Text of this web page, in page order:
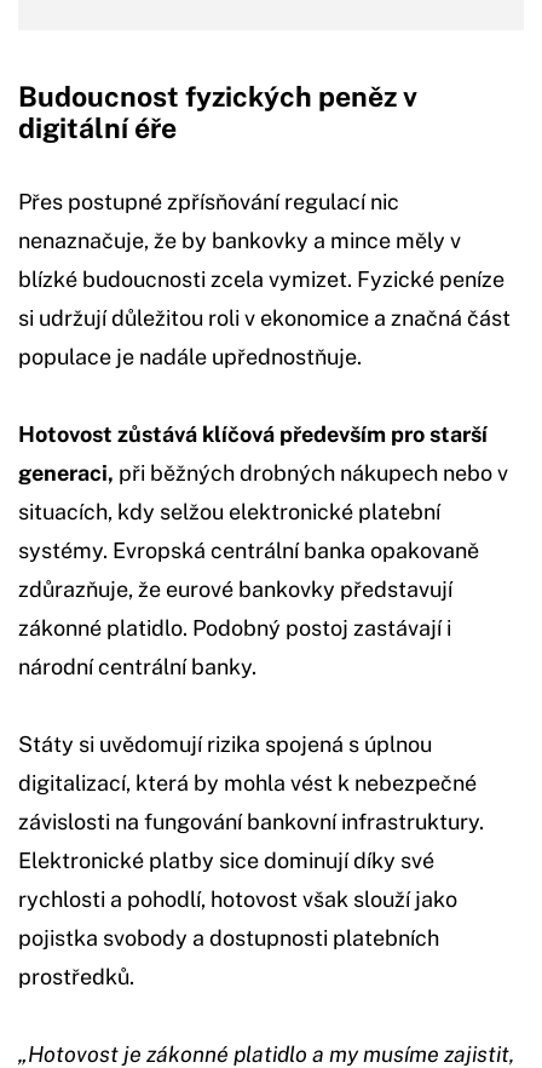
Budoucnost fyzických peněz v
digitální éře
Přes postupné zpřísňování regulací nic
nenaznačuje, že by bankovky a mince měly v
blízké budoucnosti zcela vymizet. Fyzické peníze
si udržují důležitou roli v ekonomice a značná část
populace je nadále upřednostňuje.
Hotovost zůstává klíčová především pro starší
generaci, při běžných drobných nákupech nebo v
situacích, kdy selžou elektronické platební
systémy. Evropská centrální banka opakovaně
zdůrazňuje, že eurové bankovky představují
zákonné platidlo. Podobný postoj zastávají i
národní centrální banky.
Státy si uvědomují rizika spojená s úplnou
digitalizací, která by mohla vést k nebezpečné
závislosti na fungování bankovní infrastruktury.
Elektronické platby sice dominují díky své
rychlosti a pohodlí, hotovost však slouží jako
pojistka svobody a dostupnosti platebních
prostředků.
„Hotovost je zákonné platidlo a my musíme zajistit,